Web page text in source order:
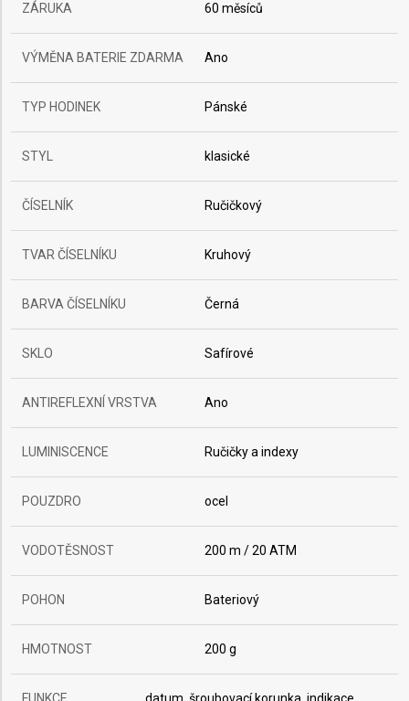
ZÁRUKA 60 měsíců
VÝMĚNA BATERIE ZDARMA Ano
TYP HODINEK Pánské
STYL klasické
ČÍSELNÍK Ručičkový
TVAR ČÍSELNÍKU Kruhový
BARVA ČÍSELNÍKU Černá
SKLO Safírové
ANTIREFLEXNÍ VRSTVA Ano
LUMINISCENCE Ručičky a indexy
POUZDRO ocel
VODOTĚSNOST 200 m / 20 ATM
POHON Bateriový
HMOTNOST 200 g